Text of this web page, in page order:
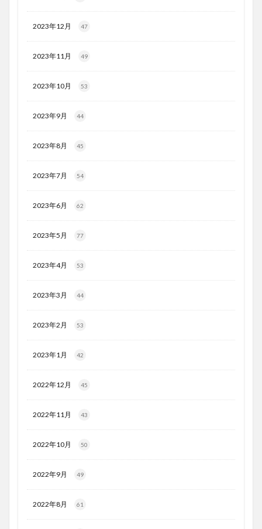
2023年12月 47
2023年11月 49
2023年10月 53
2023年9月 44
2023年8月 45
2023年7月 54
2023年6月 62
2023年5月 77
2023年4月 53
2023年3月 44
2023年2月 53
2023年1月 42
2022年12月 45
2022年11月 43
2022年10月 50
2022年9月 49
2022年8月 61